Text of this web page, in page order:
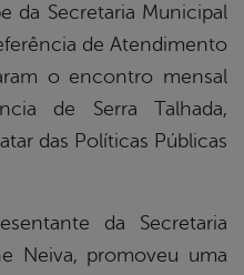
da Secretaria Municipal
de Atendimento
o encontro mensal
de Serra Talhada,
das Políticas Públicas
da Secretaria
Neiva, promoveu uma